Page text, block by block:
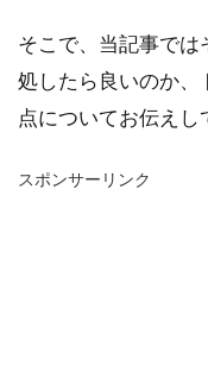
そこで、当記事で
処したら良いのか、
点についてお伝えし
スポンサーリンク